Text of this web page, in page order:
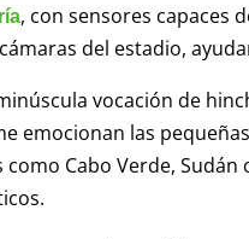
, con sensores capaces
del estadio,
vocación de
emocionan las
como Cabo Verde,